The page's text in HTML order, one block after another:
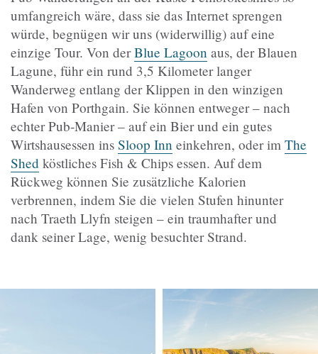
umfangreich wäre, dass sie das Internet sprengen
würde, begnügen wir uns (widerwillig) auf eine
einzige Tour. Von derBlue Lagoon aus, der Blauen
Lagune, führ ein rund 3,5 Kilometer langer
Wanderweg entlang der Klippen in den winzigen
Hafen von Porthgain. Sie können entweger – nach
echter Pub-Manier – auf ein Bier und ein gutes
Wirtshausessen ins Sloop Inn einkehren, oder im The
Shed köstliches Fish & Chips essen. Auf dem
Rückweg können Sie zusätzliche Kalorien
verbrennen, indem Sie die vielen Stufen hinunter
nach Traeth Llyfn steigen – ein traumhafter und
dank seiner Lage, wenig besuchter Strand.